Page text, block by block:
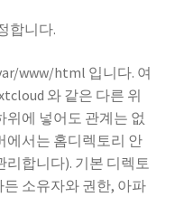
합니다.
www/html 입니다. 여
와 같은 다른 위
위에 넣어도 관계는 없
에서는 홈디렉토리 안
리합니다). 기본 디렉토
소유자와 권한, 아파